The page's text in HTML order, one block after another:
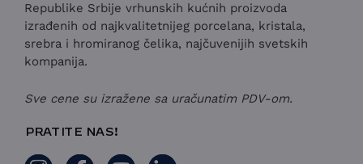
Republike Srbije vrhunskih kućnih proizvoda
izrađenih od najkvalitetnijeg porcelana, kristala,
srebra i hromiranog čelika, najčuvenijih svetskih
kompanija.
Sve cene su izražene sa uračunatim PDV-om.
PRATITE NAS!